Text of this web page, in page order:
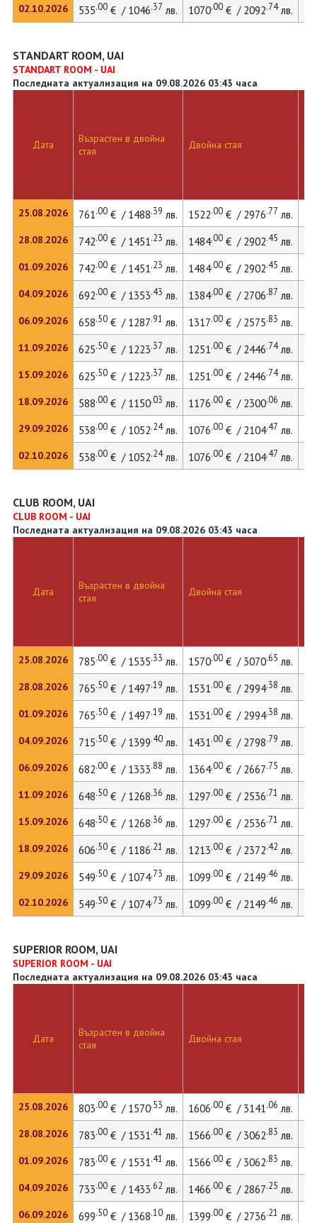
02.10.2026
535.00€ / 1046.37 лв. 1070.00€ / 2092.74лв.
STANDART ROOM, UAI
STANDART ROOM - UAI
Последната актуализация на 09.08.2026 03:43 часа
Дата
25.08.2026
28.08.2026
01.09.2026
04.09.2026
06.09.2026
11.09.2026
15.09.2026
18.09.2026
29.09.2026
02.10.2026
Възрастен в двойна
стая
Двойна стая
761.00€ / 1488.39 лв. 1522.00€ / 2976.77 лв.
742.00€ / 1451.23 лв. 1484.00€ / 2902.45 лв.
742.00€ / 1451.23 лв. 1484.00€ / 2902.45 лв.
692.00€ / 1353.43 лв. 1384.00€ / 2706.87 лв.
658.50€ / 1287.91 лв. 1317.00€ / 2575.83 лв.
625.50€ / 1223.37 лв. 1251.00€ / 2446.74лв.
625.50€ / 1223.37 лв. 1251.00€ / 2446.74лв.
588.00€ / 1150.03 лв. 1176.00€ / 2300.06 лв.
538.00€ / 1052.24лв. 1076.00€ / 2104.47 лв.
538.00€ / 1052.24лв. 1076.00€ / 2104.47 лв.
CLUB ROOM, UAI
CLUB ROOM - UAI
Последната актуализация на 09.08.2026 03:43 часа
Дата
25.08.2026
28.08.2026
01.09.2026
04.09.2026
06.09.2026
11.09.2026
15.09.2026
18.09.2026
29.09.2026
02.10.2026
Възрастен в двойна
стая
Двойна стая
785.00€ / 1535.33 лв. 1570.00€ / 3070.65 лв.
765.50€ / 1497.19 лв. 1531.00€ / 2994.38 лв.
765.50€ / 1497.19 лв. 1531.00€ / 2994.38 лв.
715.50€ / 1399.40лв. 1431.00€ / 2798.79 лв.
682.00€ / 1333.88 лв. 1364.00€ / 2667.75 лв.
648.50€ / 1268.36 лв. 1297.00€ / 2536.71 лв.
648.50€ / 1268.36 лв. 1297.00€ / 2536.71 лв.
606.50€ / 1186.21 лв. 1213.00€ / 2372.42 лв.
549.50€ / 1074.73 лв. 1099.00€ / 2149.46 лв.
549.50€ / 1074.73 лв. 1099.00€ / 2149.46 лв.
SUPERIOR ROOM, UAI
SUPERIOR ROOM - UAI
Последната актуализация на 09.08.2026 03:43 часа
Дата
25.08.2026
28.08.2026
01.09.2026
04.09.2026
06.09.2026
Възрастен в двойна
стая
Двойна стая
803.00€ / 1570.53 лв. 1606.00€ / 3141.06 лв.
783.00€ / 1531.41 лв. 1566.00€ / 3062.83 лв.
783.00€ / 1531.41 лв. 1566.00€ / 3062.83 лв.
733.00€ / 1433.62 лв. 1466.00€ / 2867.25 лв.
699.50€ / 1368.10лв. 1399.00€ / 2736.21 лв.